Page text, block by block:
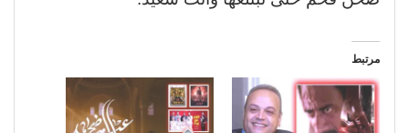
مرتبط